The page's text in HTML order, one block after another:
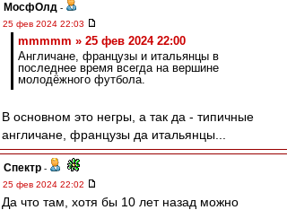
МосфОлд -
25 фев 2024 22:03
mmmmm » 25 фев 2024 22:00
Англичане, французы и итальянцы в
последнее время всегда на вершине
молодёжного футбола.
В основном это негры, а так да - типичные
англичане, французы да итальянцы...
Спектр -
25 фев 2024 22:02
Да что там, хотя бы 10 лет назад можно